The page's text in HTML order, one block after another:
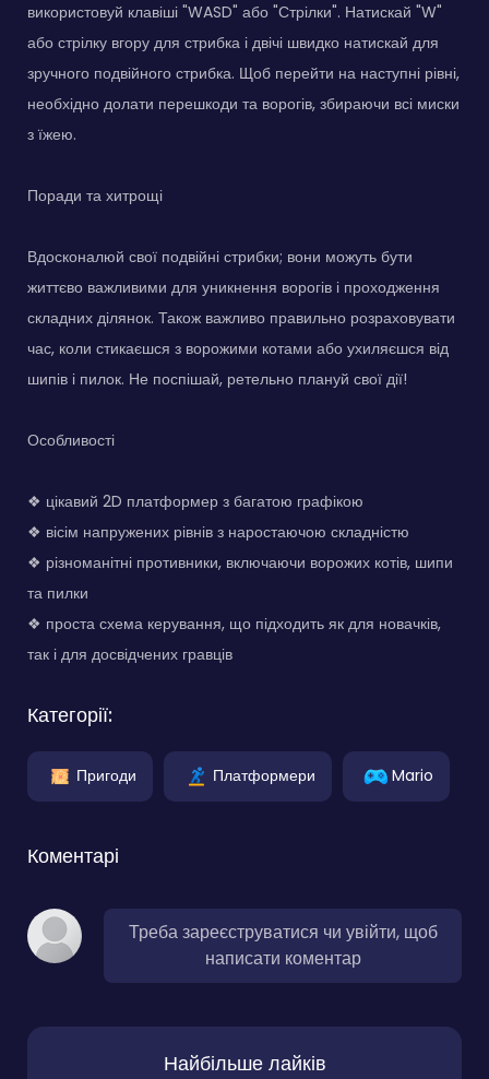
використовуй клавіші "WASD" або "Стрілки". Натискай "W"
або стрілку вгору для стрибка і двічі швидко натискай для
зручного подвійного стрибка. Щоб перейти на наступні рівні,
необхідно долати перешкоди та ворогів, збираючи всі миски
з їжею.
Поради та хитрощі
Вдосконалюй свої подвійні стрибки; вони можуть бути
життєво важливими для уникнення ворогів і проходження
складних ділянок. Також важливо правильно розраховувати
час, коли стикаєшся з ворожими котами або ухиляєшся від
шипів і пилок. Не поспішай, ретельно плануй свої дії!
Особливості
❖ цікавий 2D платформер з багатою графікою
❖ вісім напружених рівнів з наростаючою складністю
❖ різноманітні противники, включаючи ворожих котів, шипи
та пилки
❖ проста схема керування, що підходить як для новачків,
так і для досвідчених гравців
Категорії:
Пригоди Платформери Mario
Коментарі
Треба зареєструватися чи увійти, щоб
написати коментар
Найбільше лайків